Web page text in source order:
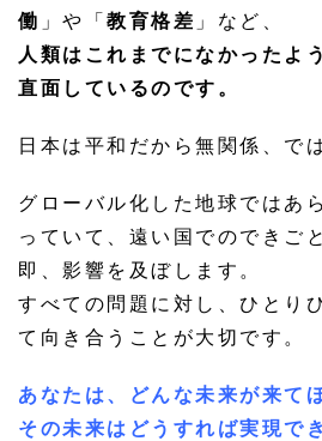
働 」や「 教育格差 」など、
人類はこれまでになかったよ
直面しているのです。
日本は平和だから無関係、で
グローバル化した地球ではあ
っていて、遠い国でのできご
即、影響を及ぼします。
すべての問題に対し、ひとり
て向き合うことが大切です。
あなたは、どんな未来が来て
その未来はどうすれば実現で